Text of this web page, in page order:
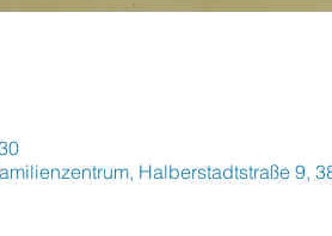
Halberstadtstraße 9,